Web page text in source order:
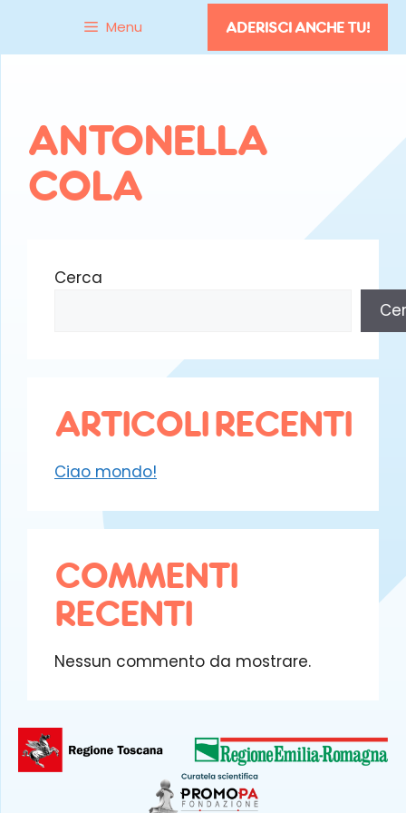
contenuto
Menu ADERISCI ANCHE TU!
ANTONELLA
COLA
Cerca
ARTICOLI RECENTI
Ciao mondo!
COMMENTI
RECENTI
Nessun commento da mostrare.